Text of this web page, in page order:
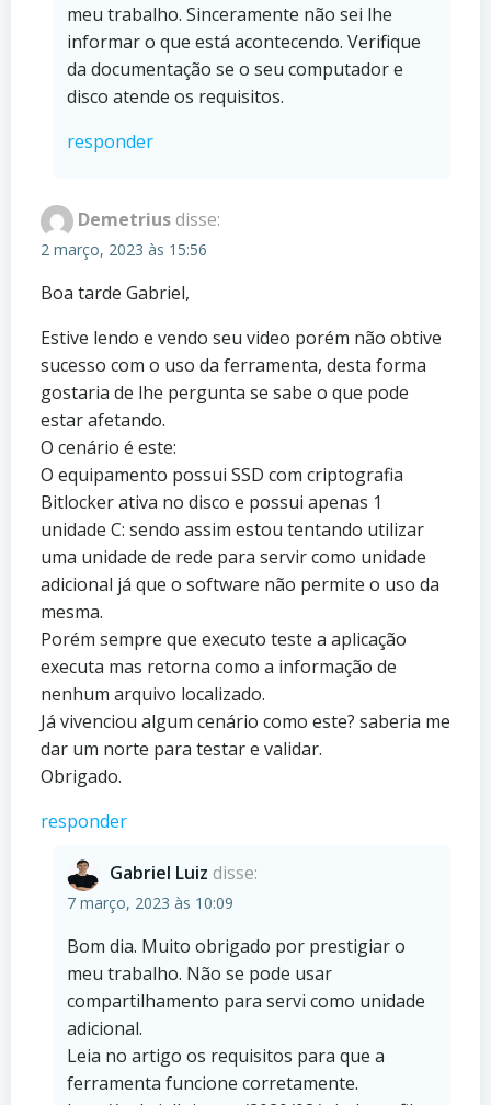
meu trabalho. Sinceramente não sei lhe
informar o que está acontecendo. Verifique
da documentação se o seu computador e
disco atende os requisitos.
responder
Demetriusdisse:
2 março, 2023 às 15:56
Boa tarde Gabriel,
Estive lendo e vendo seu video porém não obtive
sucesso com o uso da ferramenta, desta forma
gostaria de lhe pergunta se sabe o que pode
estar afetando.
O cenário é este:
O equipamento possui SSD com criptografia
Bitlocker ativa no disco e possui apenas 1
unidade C: sendo assim estou tentando utilizar
uma unidade de rede para servir como unidade
adicional já que o software não permite o uso da
mesma.
Porém sempre que executo teste a aplicação
executa mas retorna como a informação de
nenhum arquivo localizado.
Já vivenciou algum cenário como este? saberia me
dar um norte para testar e validar.
Obrigado.
responder
Gabriel Luiz disse:
7 março, 2023 às 10:09
Bom dia. Muito obrigado por prestigiar o
meu trabalho. Não se pode usar
compartilhamento para servi como unidade
adicional.
Leia no artigo os requisitos para que a
ferramenta funcione corretamente.